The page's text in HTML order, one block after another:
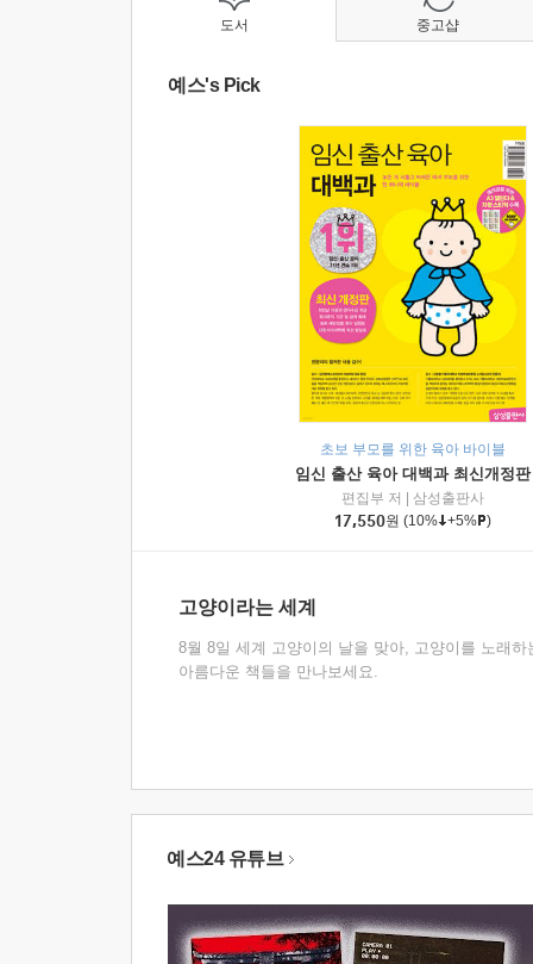
도서
예스's Pick
초보 부모를 위한 육아 바이블
임신 출산 육아 대백과 최신개정판
편집부 저
삼성출판사
17,550원 (10% +5% )
고양이라는 세계
8월 8일 세계 고양이의 날을 맞아, 고양이를 노래하
아름다운 책들을 만나보세요.
중고샵
예스24 유튜브